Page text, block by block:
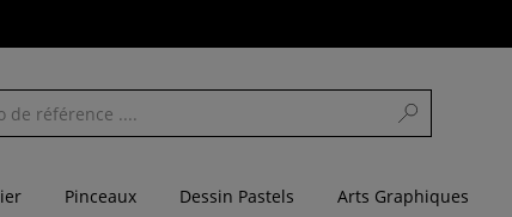
Pinceaux Dessin Pastels Arts Graphiques